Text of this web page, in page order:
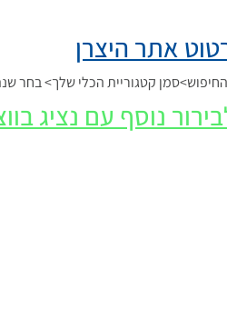
אתר היצרן
קטגוריית הכלי שלך> בחר
נוסף עם נציג